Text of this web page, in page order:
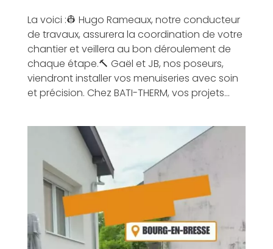
La voici :👷 Hugo Rameaux, notre conducteur
de travaux, assurera la coordination de votre
chantier et veillera au bon déroulement de
chaque étape.🔨 Gaël et JB, nos poseurs,
viendront installer vos menuiseries avec soin
et précision. Chez BATI-THERM, vos projets...